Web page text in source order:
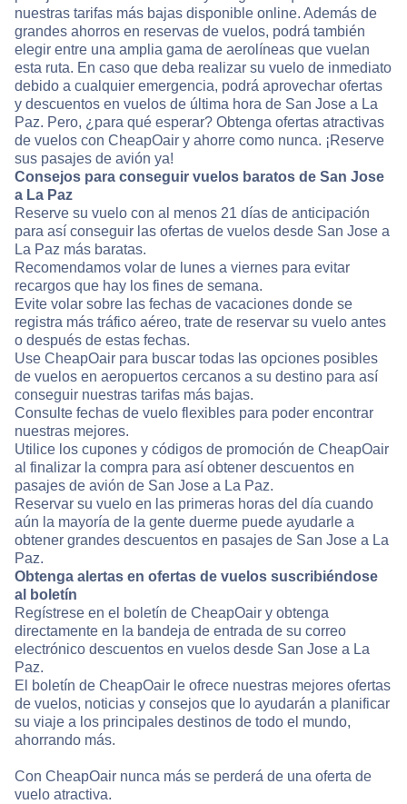
nuestras tarifas más bajas disponible online. Además de
grandes ahorros en reservas de vuelos, podrá también
elegir entre una amplia gama de aerolíneas que vuelan
esta ruta. En caso que deba realizar su vuelo de inmediato
debido a cualquier emergencia, podrá aprovechar ofertas
y descuentos en vuelos de última hora de San Jose a La
Paz. Pero, ¿para qué esperar? Obtenga ofertas atractivas
de vuelos con CheapOair y ahorre como nunca. ¡Reserve
sus pasajes de avión ya!
Consejos para conseguir vuelos baratos de San Jose
a La Paz
Reserve su vuelo con al menos 21 días de anticipación
para así conseguir las ofertas de vuelos desde San Jose a
La Paz más baratas.
Recomendamos volar de lunes a viernes para evitar
recargos que hay los fines de semana.
Evite volar sobre las fechas de vacaciones donde se
registra más tráfico aéreo, trate de reservar su vuelo antes
o después de estas fechas.
Use CheapOair para buscar todas las opciones posibles
de vuelos en aeropuertos cercanos a su destino para así
conseguir nuestras tarifas más bajas.
Consulte fechas de vuelo flexibles para poder encontrar
nuestras mejores.
Utilice los cupones y códigos de promoción de CheapOair
al finalizar la compra para así obtener descuentos en
pasajes de avión de San Jose a La Paz.
Reservar su vuelo en las primeras horas del día cuando
aún la mayoría de la gente duerme puede ayudarle a
obtener grandes descuentos en pasajes de San Jose a La
Paz.
Obtenga alertas en ofertas de vuelos suscribiéndose
al boletín
Regístrese en el boletín de CheapOair y obtenga
directamente en la bandeja de entrada de su correo
electrónico descuentos en vuelos desde San Jose a La
Paz.
El boletín de CheapOair le ofrece nuestras mejores ofertas
de vuelos, noticias y consejos que lo ayudarán a planificar
su viaje a los principales destinos de todo el mundo,
ahorrando más.
Con CheapOair nunca más se perderá de una oferta de
vuelo atractiva.